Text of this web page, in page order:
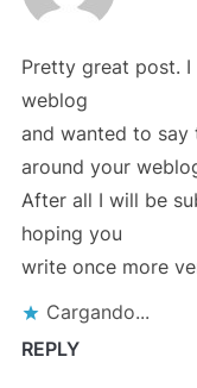
Pretty great post.
weblog
and wanted to say
around your
After all I will be
hoping you
write once more
Cargando...
REPLY